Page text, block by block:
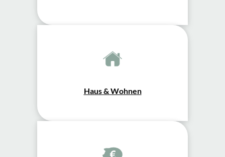
Haus & Wohnen